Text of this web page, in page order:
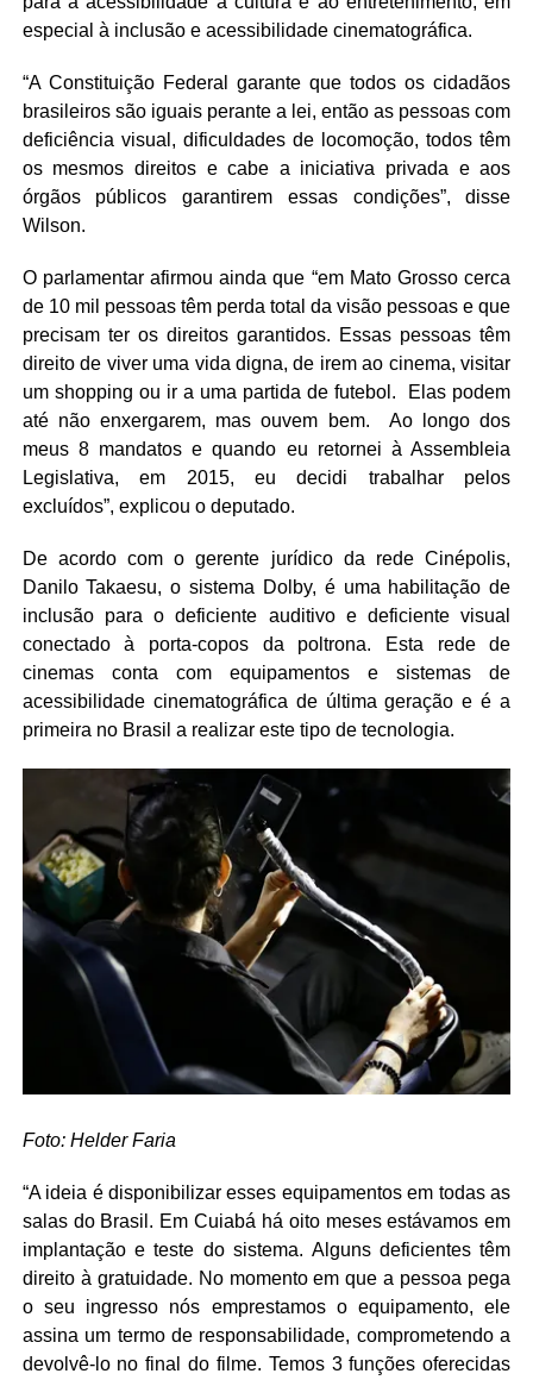
especial à inclusão e acessibilidade cinematográfica.
“A Constituição Federal garante que todos os cidadãos
brasileiros são iguais perante a lei, então as pessoas com
deficiência visual, dificuldades de locomoção, todos têm
os mesmos direitos e cabe a iniciativa privada e aos
órgãos públicos garantirem essas condições”, disse
Wilson.
O parlamentar afirmou ainda que “em Mato Grosso cerca
de 10 mil pessoas têm perda total da visão pessoas e que
precisam ter os direitos garantidos. Essas pessoas têm
direito de viver uma vida digna, de irem ao cinema, visitar
um shopping ou ir a uma partida de futebol. Elas podem
até não enxergarem, mas ouvem bem. Ao longo dos
meus 8 mandatos e quando eu retornei à Assembleia
Legislativa, em 2015, eu decidi trabalhar pelos
excluídos”, explicou o deputado.
De acordo com o gerente jurídico da rede Cinépolis,
Danilo Takaesu, o sistema Dolby, é uma habilitação de
inclusão para o deficiente auditivo e deficiente visual
conectado à porta-copos da poltrona. Esta rede de
cinemas conta com equipamentos e sistemas de
acessibilidade cinematográfica de última geração e é a
primeira no Brasil a realizar este tipo de tecnologia.
Foto: Helder Faria
“A ideia é disponibilizar esses equipamentos em todas as
salas do Brasil. Em Cuiabá há oito meses estávamos em
implantação e teste do sistema. Alguns deficientes têm
direito à gratuidade. No momento em que a pessoa pega
o seu ingresso nós emprestamos o equipamento, ele
assina um termo de responsabilidade, comprometendo a
devolvê-lo no final do filme. Temos 3 funções oferecidas